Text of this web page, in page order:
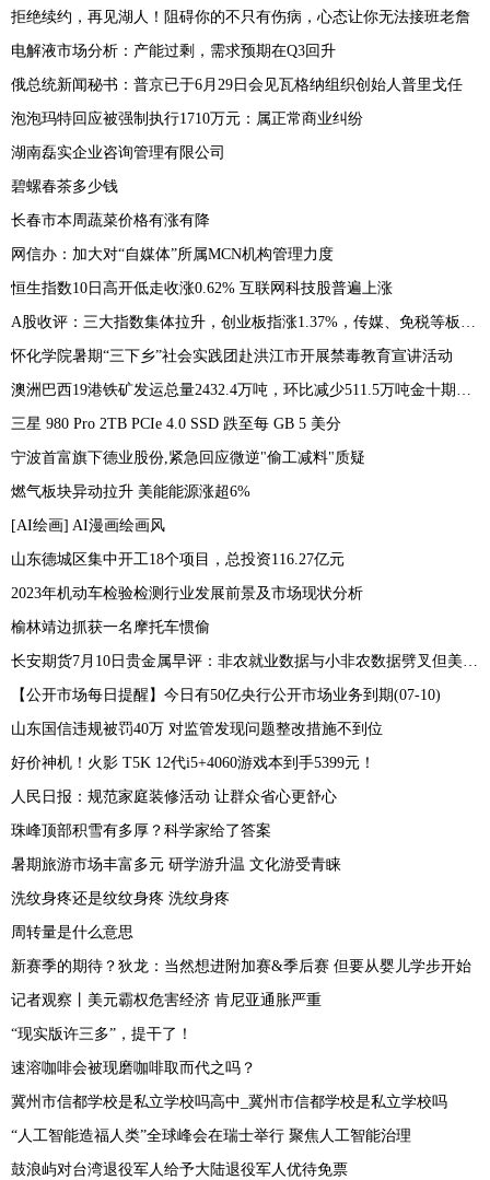
拒绝续约，再见湖人！阻碍你的不只有伤病，心态让你无法接班老詹
电解液市场分析：产能过剩，需求预期在Q3回升
俄总统新闻秘书：普京已于6月29日会见瓦格纳组织创始人普里戈任
泡泡玛特回应被强制执行1710万元：属正常商业纠纷
湖南磊实企业咨询管理有限公司
碧螺春茶多少钱
长春市本周蔬菜价格有涨有降
网信办：加大对“自媒体”所属MCN机构管理力度
恒生指数10日高开低走收涨0.62% 互联网科技股普遍上涨
A股收评：三大指数集体拉升，创业板指涨1.37%，传媒、免税等板块表现活跃
怀化学院暑期“三下乡”社会实践团赴洪江市开展禁毒教育宣讲活动
澳洲巴西19港铁矿发运总量2432.4万吨，环比减少511.5万吨金十期货07月10日讯，7月3日-7月9日Mysteel澳洲巴西19港铁矿发运总量2432.4万吨，环比减少511.5万吨
三星 980 Pro 2TB PCIe 4.0 SSD 跌至每 GB 5 美分
宁波首富旗下德业股份,紧急回应微逆"偷工减料"质疑
燃气板块异动拉升 美能能源涨超6%
[AI绘画] AI漫画绘画风
山东德城区集中开工18个项目，总投资116.27亿元
2023年机动车检验检测行业发展前景及市场现状分析
榆林靖边抓获一名摩托车惯偷
长安期货7月10日贵金属早评：非农就业数据与小非农数据劈叉但美联储本月加息预期仍存，贵金属期价或承压运行
【公开市场每日提醒】今日有50亿央行公开市场业务到期(07-10)
山东国信违规被罚40万 对监管发现问题整改措施不到位
好价神机！火影 T5K 12代i5+4060游戏本到手5399元！
人民日报：规范家庭装修活动 让群众省心更舒心
珠峰顶部积雪有多厚？科学家给了答案
暑期旅游市场丰富多元 研学游升温 文化游受青睐
洗纹身疼还是纹纹身疼 洗纹身疼
周转量是什么意思
新赛季的期待？狄龙：当然想进附加赛&季后赛 但要从婴儿学步开始
记者观察丨美元霸权危害经济 肯尼亚通胀严重
“现实版许三多”，提干了！
速溶咖啡会被现磨咖啡取而代之吗？
冀州市信都学校是私立学校吗高中_冀州市信都学校是私立学校吗
“人工智能造福人类”全球峰会在瑞士举行 聚焦人工智能治理
鼓浪屿对台湾退役军人给予大陆退役军人优待免票